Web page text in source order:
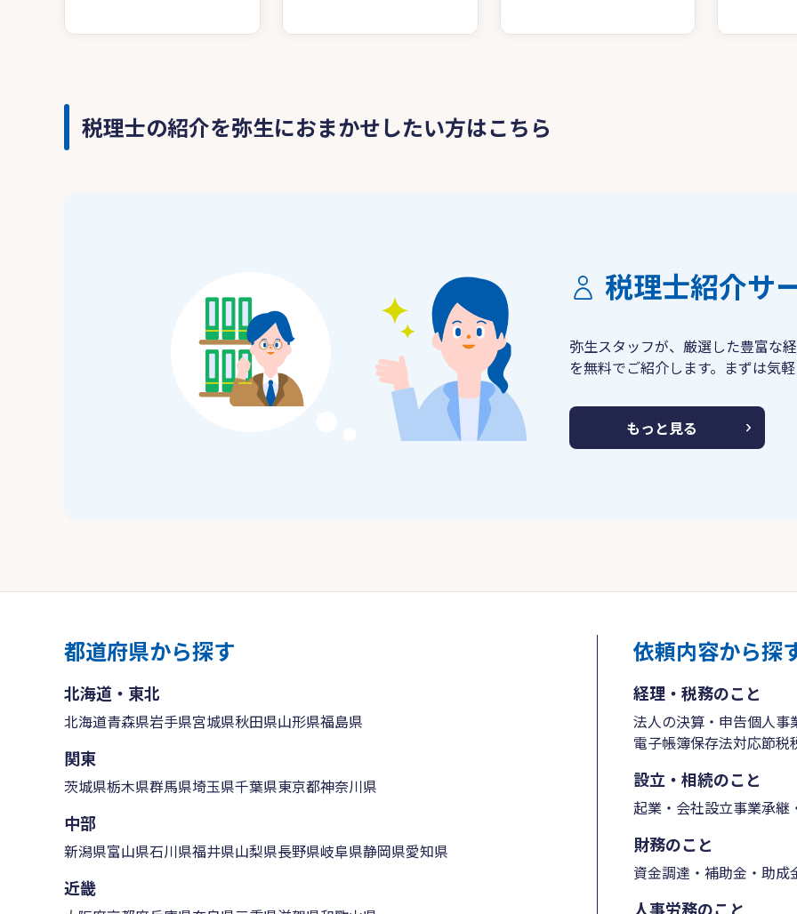
税理士の紹介を弥生におまかせしたい方はこちら
税理士紹介サ
弥生スタッフが、厳選した豊富な
を無料でご紹介します。まずは気
もっと見る
都道府県から探す
北海道・東北
北海道青森県岩手県宮城県秋田県山形県福島県
関東
茨城県栃木県群馬県埼玉県千葉県東京都神奈川県
中部
新潟県富山県石川県福井県山梨県長野県岐阜県静岡県愛知県
近畿
依頼内容から探
経理・税務のこと
法人の決算・申告個人事
電子帳簿保存法対応節税
設立・相続のこと
起業・会社設立事業承継
財務のこと
資金調達・補助金・助成
人事労務のこと